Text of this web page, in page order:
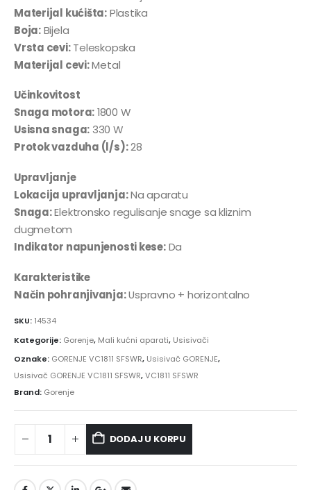
Materijal kućišta:Plastika
Boja:Bijela
Vrsta cevi:Teleskopska
Materijal cevi:Metal
Učinkovitost
Snaga motora:1800 W
Usisna snaga: 330 W
Protok vazduha (l/s):28
Upravljanje
Lokacija upravljanja:Na aparatu
Snaga:Elektronsko regulisanje snage sa kliznim
dugmetom
Indikator napunjenosti kese:Da
Karakteristike
Način pohranjivanja:Uspravno + horizontalno
SKU: 14534
Kategorije: Gorenje, Mali kućni aparati, Usisivači
Oznake: GORENJE VC1811 SFSWR, Usisivač GORENJE,
Usisivač GORENJE VC1811 SFSWR,VC1811 SFSWR
Brand: Gorenje
DODAJ U KORPU